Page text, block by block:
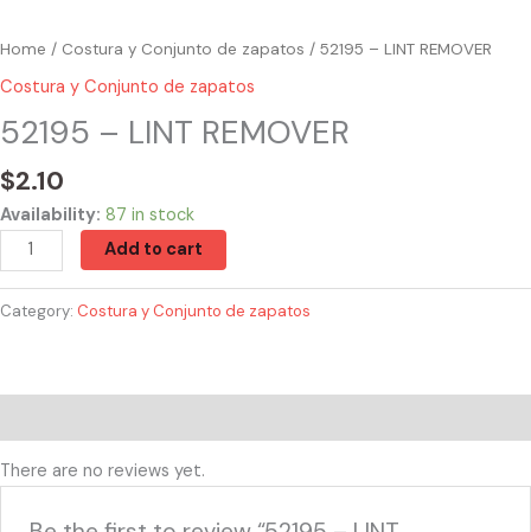
Home / Costura y Conjunto de zapatos / 52195 – LINT REMOVER
Costura y Conjunto de zapatos
52195 – LINT REMOVER
$2.10
Availability: 87 in stock
Add to cart
Category: Costura y Conjunto de zapatos
There are no reviews yet.